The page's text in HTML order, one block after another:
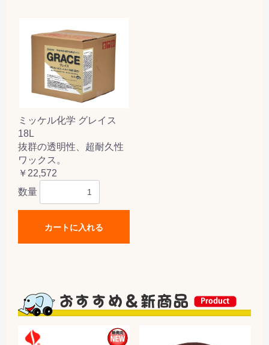
ミッケル化学 グレイス
18L
抜群の透明性、超耐久性
ワックス。
￥22,572
数量
カートに入れる